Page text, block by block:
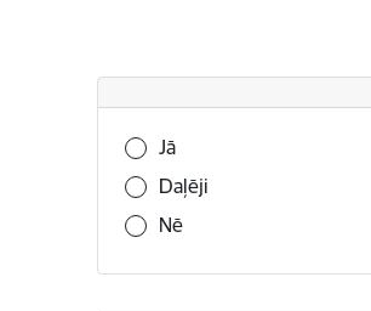
Vai šī informācija bija
Jā
Daļēji
Nē